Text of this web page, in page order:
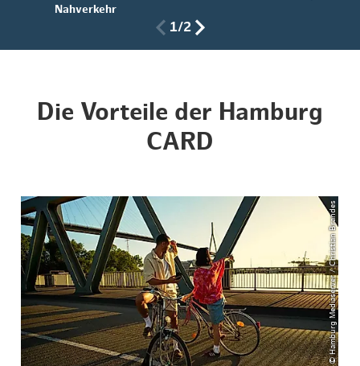
Nahverkehr
1/2
Die Vorteile der Hamburg
CARD
© Hamburg Mediaserver / Christian Brandes